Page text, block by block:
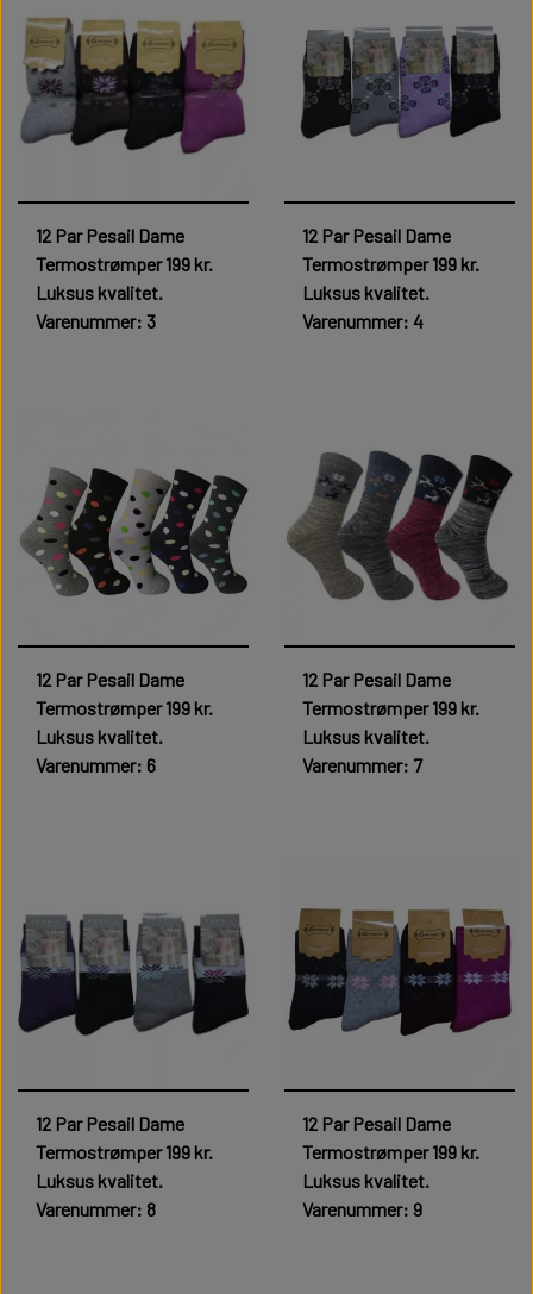
12 Par Pesail Dame
Termostrømper 199 kr.
Luksus kvalitet.
Varenummer: 3
12 Par Pesail Dame
Termostrømper 199 kr.
Luksus kvalitet.
Varenummer: 4
12 Par Pesail Dame
Termostrømper 199 kr.
Luksus kvalitet.
Varenummer: 6
12 Par Pesail Dame
Termostrømper 199 kr.
Luksus kvalitet.
Varenummer: 7
12 Par Pesail Dame
Termostrømper 199 kr.
Luksus kvalitet.
Varenummer: 8
12 Par Pesail Dame
Termostrømper 199 kr.
Luksus kvalitet.
Varenummer: 9